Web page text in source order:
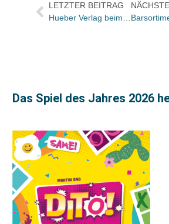
LETZTER BEITRAG
Das Spiel des Jahres 2026